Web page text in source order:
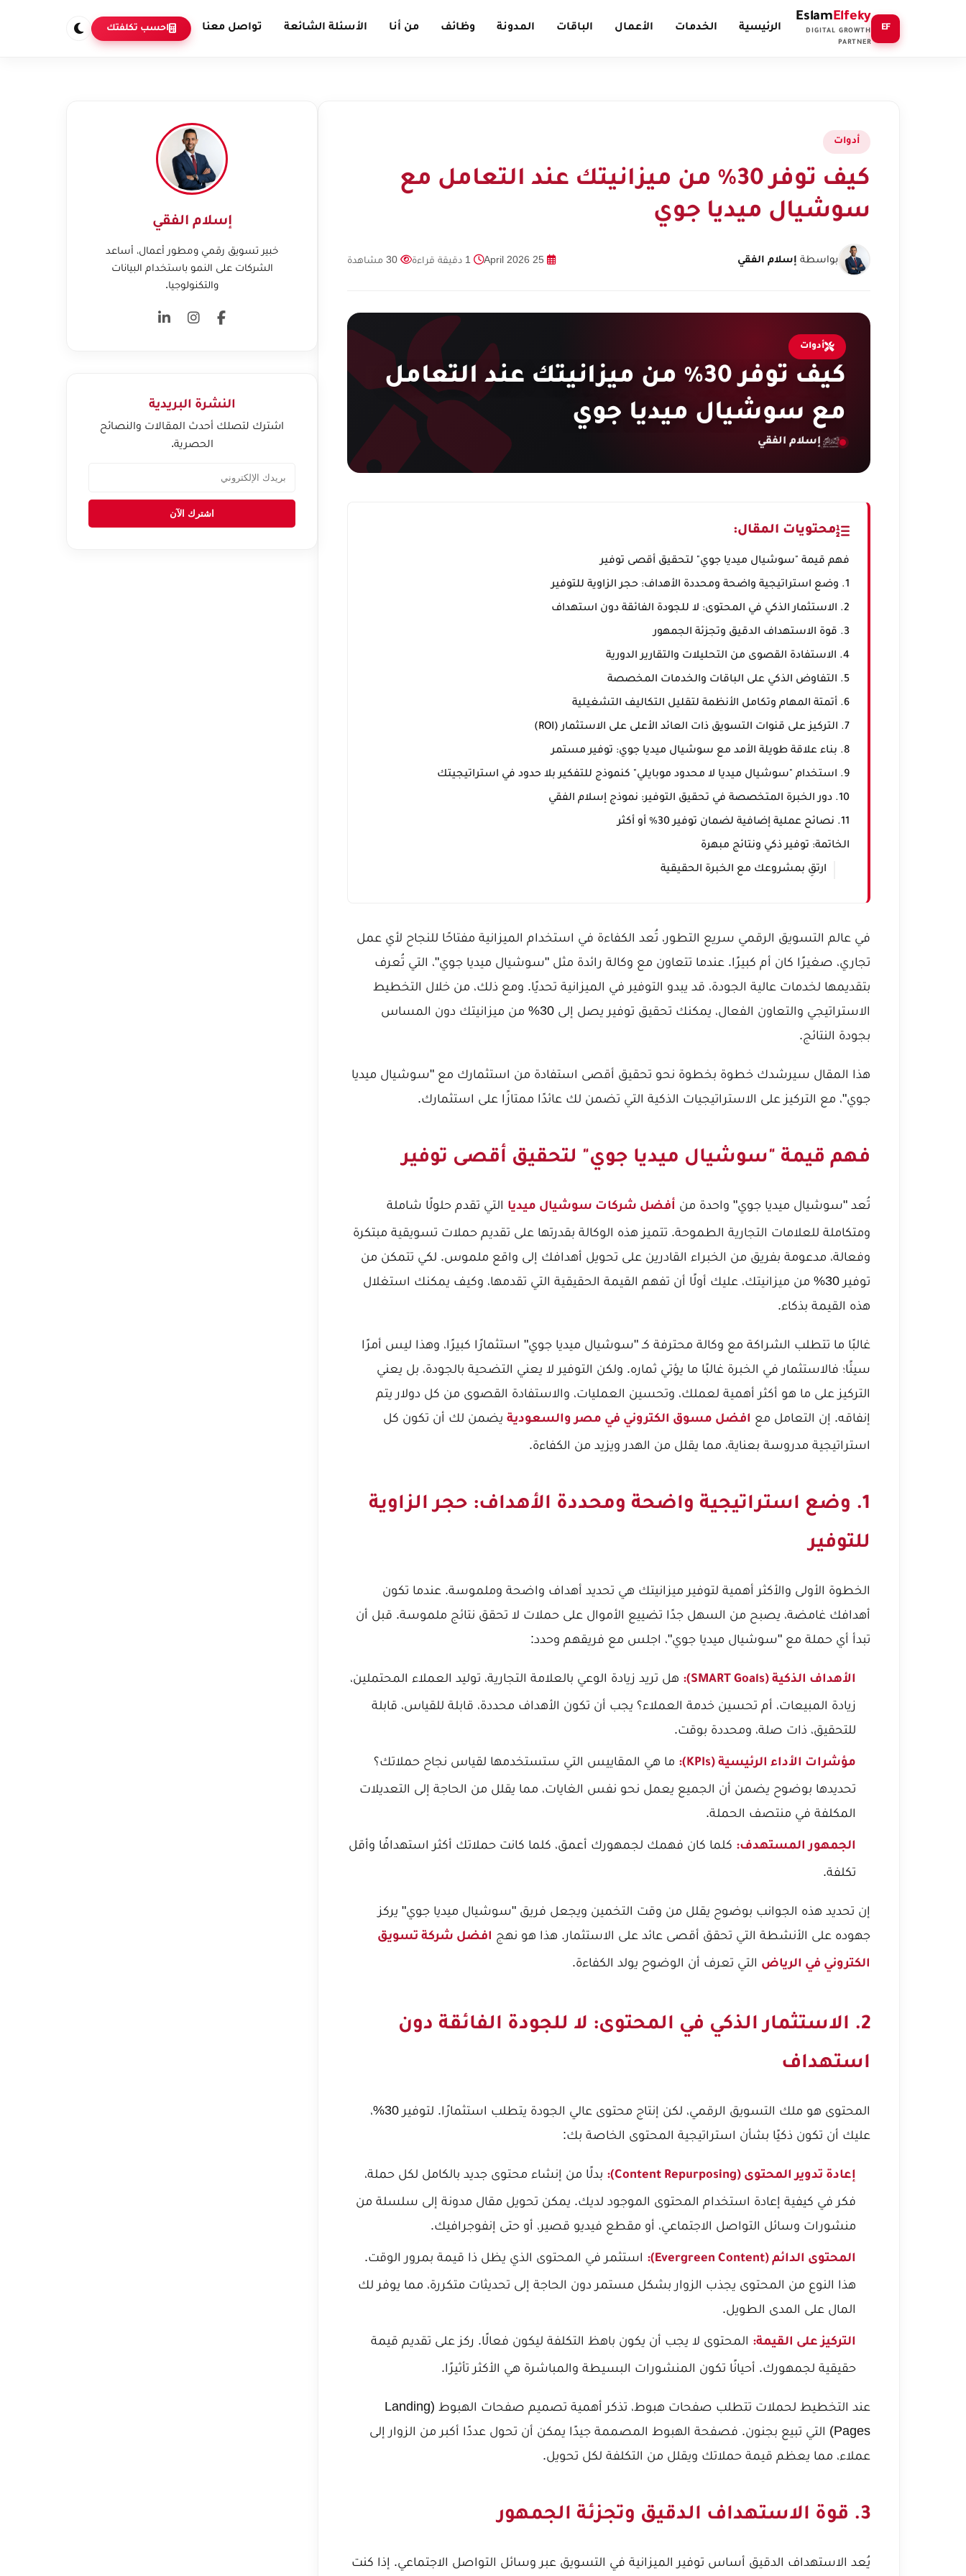
EF
EslamElfeky
DIGITAL GROWTH
PARTNER
الرئيسية الخدمات الأعمال الباقات المدونة وظائف من أنا الأسئلة الشائعة تواصل معنا احسب تكلفتك
أدوات
كيف توفر 30% من ميزانيتك عند التعامل مع
سوشيال ميديا جوي
بواسطة إسلام الفقي
أدوات
كيف توفر 30% من ميزانيتك عند التعامل
مع سوشيال ميديا جوي
إسلام الفقي
محتويات المقال:
فهم قيمة "سوشيال ميديا جوي" لتحقيق أقصى توفير
1. وضع استراتيجية واضحة ومحددة الأهداف: حجر الزاوية للتوفير
2. الاستثمار الذكي في المحتوى: لا للجودة الفائقة دون استهداف
3. قوة الاستهداف الدقيق وتجزئة الجمهور
4. الاستفادة القصوى من التحليلات والتقارير الدورية
5. التفاوض الذكي على الباقات والخدمات المخصصة
6. أتمتة المهام وتكامل الأنظمة لتقليل التكاليف التشغيلية
7. التركيز على قنوات التسويق ذات العائد الأعلى على الاستثمار (ROI)
8. بناء علاقة طويلة الأمد مع سوشيال ميديا جوي: توفير مستمر
9. استخدام "سوشيال ميديا لا محدود موبايلي" كنموذج للتفكير بلا حدود في استراتيجيتك
10. دور الخبرة المتخصصة في تحقيق التوفير: نموذج إسلام الفقي
11. نصائح عملية إضافية لضمان توفير 30% أو أكثر
الخاتمة: توفير ذكي ونتائج مبهرة
ارتقِ بمشروعك مع الخبرة الحقيقية
في عالم التسويق الرقمي سريع التطور، تُعد الكفاءة في استخدام الميزانية مفتاحًا للنجاح لأي عمل
تجاري، صغيرًا كان أم كبيرًا. عندما تتعاون مع وكالة رائدة مثل "سوشيال ميديا جوي"، التي تُعرف
بتقديمها لخدمات عالية الجودة، قد يبدو التوفير في الميزانية تحديًا. ومع ذلك، من خلال التخطيط
الاستراتيجي والتعاون الفعال، يمكنك تحقيق توفير يصل إلى 30% من ميزانيتك دون المساس
بجودة النتائج.
هذا المقال سيرشدك خطوة بخطوة نحو تحقيق أقصى استفادة من استثمارك مع "سوشيال ميديا
جوي"، مع التركيز على الاستراتيجيات الذكية التي تضمن لك عائدًا ممتازًا على استثمارك.
فهم قيمة "سوشيال ميديا جوي" لتحقيق أقصى توفير
تُعد "سوشيال ميديا جوي" واحدة من أفضل شركات سوشيال ميديا التي تقدم حلولًا شاملة
ومتكاملة للعلامات التجارية الطموحة. تتميز هذه الوكالة بقدرتها على تقديم حملات تسويقية مبتكرة
وفعالة، مدعومة بفريق من الخبراء القادرين على تحويل أهدافك إلى واقع ملموس. لكي تتمكن من
توفير 30% من ميزانيتك، عليك أولًا أن تفهم القيمة الحقيقية التي تقدمها، وكيف يمكنك استغلال
هذه القيمة بذكاء.
غالبًا ما تتطلب الشراكة مع وكالة محترفة كـ "سوشيال ميديا جوي" استثمارًا كبيرًا، وهذا ليس أمرًا
سيئًا؛ فالاستثمار في الخبرة غالبًا ما يؤتي ثماره. ولكن التوفير لا يعني التضحية بالجودة، بل يعني
التركيز على ما هو أكثر أهمية لعملك، وتحسين العمليات، والاستفادة القصوى من كل دولار يتم
إنفاقه. إن التعامل مع افضل مسوق الكتروني في مصر والسعودية يضمن لك أن تكون كل
استراتيجية مدروسة بعناية، مما يقلل من الهدر ويزيد من الكفاءة.
1. وضع استراتيجية واضحة ومحددة الأهداف: حجر الزاوية
للتوفير
الخطوة الأولى والأكثر أهمية لتوفير ميزانيتك هي تحديد أهداف واضحة وملموسة. عندما تكون
أهدافك غامضة، يصبح من السهل جدًا تضييع الأموال على حملات لا تحقق نتائج ملموسة. قبل أن
تبدأ أي حملة مع "سوشيال ميديا جوي"، اجلس مع فريقهم وحدد:
الأهداف الذكية (SMART Goals):
هل تريد زيادة الوعي بالعلامة التجارية، توليد العملاء المحتملين،
زيادة المبيعات، أم تحسين خدمة العملاء؟ يجب أن تكون الأهداف محددة، قابلة للقياس، قابلة
للتحقيق، ذات صلة، ومحددة بوقت.
مؤشرات الأداء الرئيسية (KPIs):
ما هي المقاييس التي ستستخدمها لقياس نجاح حملاتك؟
تحديدها بوضوح يضمن أن الجميع يعمل نحو نفس الغايات، مما يقلل من الحاجة إلى التعديلات
المكلفة في منتصف الحملة.
الجمهور المستهدف: كلما كان فهمك لجمهورك أعمق، كلما كانت حملاتك أكثر استهدافًا وأقل
تكلفة.
إن تحديد هذه الجوانب بوضوح يقلل من وقت التخمين ويجعل فريق "سوشيال ميديا جوي" يركز
جهوده على الأنشطة التي تحقق أقصى عائد على الاستثمار. هذا هو نهج افضل شركة تسويق
الكتروني في الرياض التي تعرف أن الوضوح يولد الكفاءة.
2. الاستثمار الذكي في المحتوى: لا للجودة الفائقة دون
استهداف
المحتوى هو ملك التسويق الرقمي، لكن إنتاج محتوى عالي الجودة يتطلب استثمارًا. لتوفير 30%،
عليك أن تكون ذكيًا بشأن استراتيجية المحتوى الخاصة بك:
إعادة تدوير المحتوى (Content Repurposing):
بدلًا من إنشاء محتوى جديد بالكامل لكل حملة،
فكر في كيفية إعادة استخدام المحتوى الموجود لديك. يمكن تحويل مقال مدونة إلى سلسلة من
منشورات وسائل التواصل الاجتماعي، أو مقطع فيديو قصير، أو حتى إنفوجرافيك.
المحتوى الدائم (Evergreen Content):
استثمر في المحتوى الذي يظل ذا قيمة بمرور الوقت.
هذا النوع من المحتوى يجذب الزوار بشكل مستمر دون الحاجة إلى تحديثات متكررة، مما يوفر لك
المال على المدى الطويل.
التركيز على القيمة: المحتوى لا يجب أن يكون باهظ التكلفة ليكون فعالًا. ركز على تقديم قيمة
حقيقية لجمهورك. أحيانًا تكون المنشورات البسيطة والمباشرة هي الأكثر تأثيرًا.
عند التخطيط لحملات تتطلب صفحات هبوط، تذكر أهمية
تصميم صفحات الهبوط (Landing
Pages) التي تبيع بجنون
. فصفحة الهبوط المصممة جيدًا يمكن أن تحول عددًا أكبر من الزوار إلى
عملاء، مما يعظم قيمة حملاتك ويقلل من التكلفة لكل تحويل.
3. قوة الاستهداف الدقيق وتجزئة الجمهور
يُعد الاستهداف الدقيق أساس توفير الميزانية في التسويق عبر وسائل التواصل الاجتماعي. إذا كنت
إسلام الفقي
خبير تسويق رقمي ومطور أعمال، أساعد
الشركات على النمو باستخدام البيانات
والتكنولوجيا.
النشرة البريدية
اشترك لتصلك أحدث المقالات والنصائح
الحصرية.
اشترك الآن